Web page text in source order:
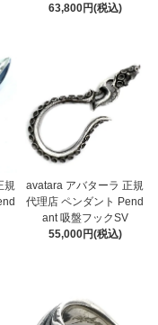
63,800円(税込)
規
avatara アバターラ 正規
代理店 ペンダント Pend
ant 吸盤フックSV
55,000円(税込)